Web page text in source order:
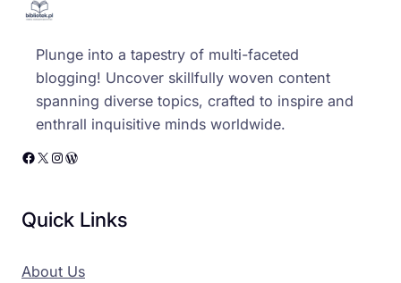
Plunge into a tapestry of multi-faceted
blogging! Uncover skillfully woven content
spanning diverse topics, crafted to inspire and
enthrall inquisitive minds worldwide.
Facebook X Instagram WordPress
Quick Links
About Us